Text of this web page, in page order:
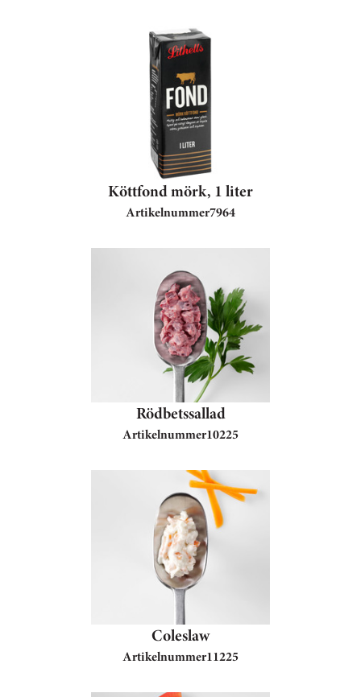
Köttfond mörk, 1 liter
Artikelnummer7964
Rödbetssallad
Artikelnummer10225
Coleslaw
Artikelnummer11225